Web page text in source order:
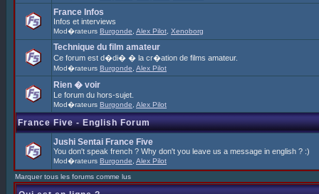
France Infos
Infos et interviews
Mod�rateurs Burgonde Alex Pilot Xenoborg
Technique du film amateur
Ce forum est d�di� � la cr�ation de films amateur.
Mod�rateurs Burgonde Alex Pilot
Rien � voir
Le forum du hors-sujet.
Mod�rateurs Burgonde Alex Pilot
France Five - English Forum
Jushi Sentai France Five
You don't speak french ? Why don't you leave us a message in english ? :)
Mod�rateurs Burgonde Alex Pilot
Marquer tous les forums comme lus